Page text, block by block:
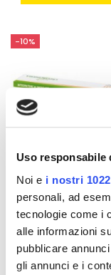
Uso responsabile
Noi e i nostri
personali, ad
tecnologie come i
alle informazioni
pubblicare
gli annunci e i
-10%
Funzione
Ibidì - 20
24,45 €